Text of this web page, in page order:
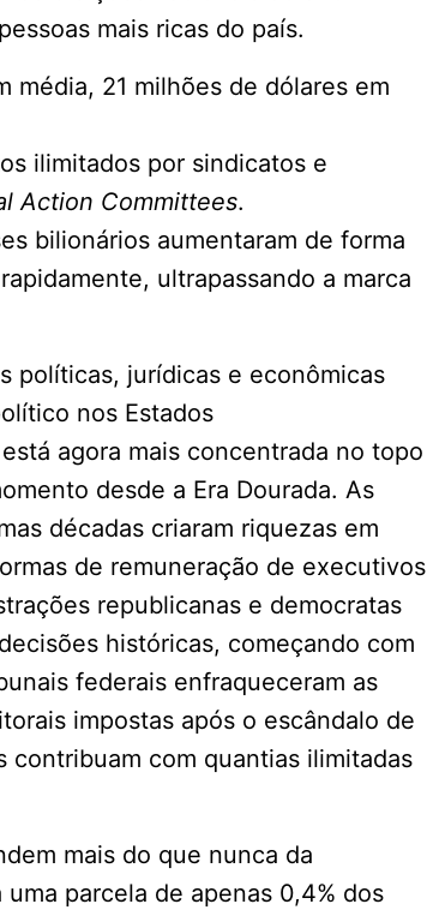
mais ricas do país.
média, 21 milhões de dólares em
ilimitados por sindicatos e
Action Committees.
bilionários aumentaram de forma
ultrapassando a marca
políticas, jurídicas e econômicas
nos Estados
agora mais concentrada no topo
desde a Era Dourada. As
décadas criaram riquezas em
de remuneração de executivos
republicanas e democratas
históricas, começando com
federais enfraqueceram as
impostas após o escândalo de
contribuam com quantias ilimitadas
mais do que nunca da
parcela de apenas 0,4% dos